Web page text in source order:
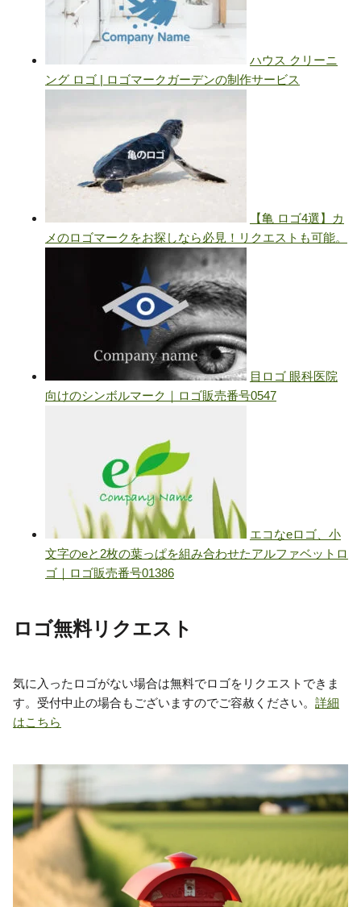
ロゴ無料リクエスト
気に入ったロゴがない場合は無料でロゴをリクエストできま
す。受付中止の場合もございますのでご容赦ください。 詳細
はこちら